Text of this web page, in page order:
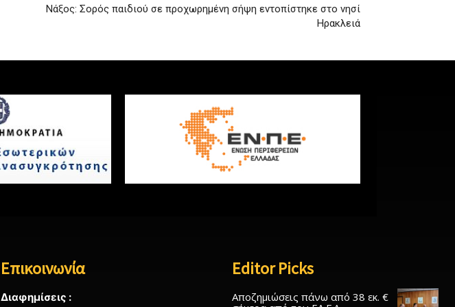
Νάξος: Σορός παιδιού σε προχωρημένη σήψη εντοπίστηκε στο νησί
Ηρακλειά
Επικοινωνία
Διαφημίσεις :
Editor Picks
Αποζημιώσεις πάνω από 38 εκ. €